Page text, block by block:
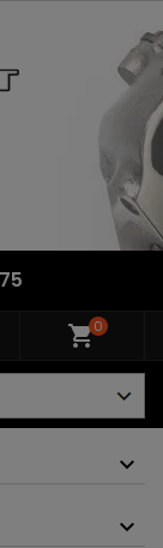
shopping_cart0